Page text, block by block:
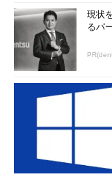
現状
るパ